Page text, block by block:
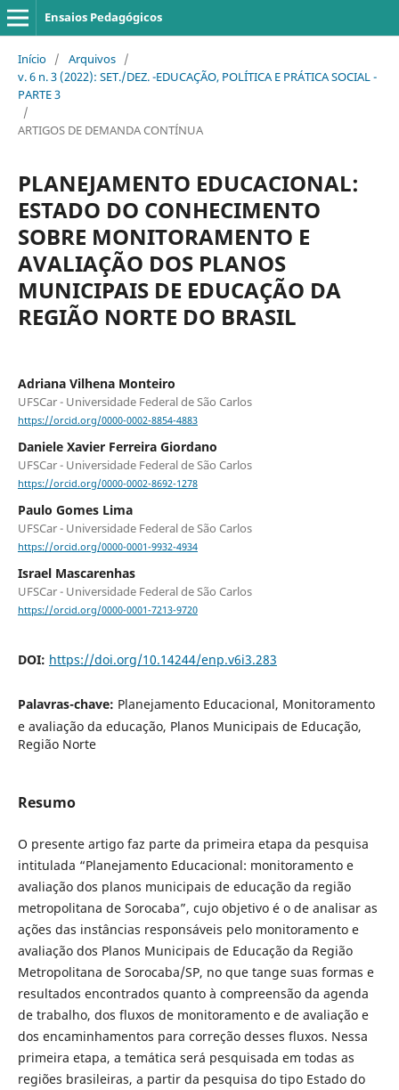
Ensaios Pedagógicos
Início / Arquivos /
v. 6 n. 3 (2022): SET./DEZ. -EDUCAÇÃO, POLÍTICA E PRÁTICA SOCIAL -
PARTE 3
/
ARTIGOS DE DEMANDA CONTÍNUA
PLANEJAMENTO EDUCACIONAL:
ESTADO DO CONHECIMENTO
SOBRE MONITORAMENTO E
AVALIAÇÃO DOS PLANOS
MUNICIPAIS DE EDUCAÇÃO DA
REGIÃO NORTE DO BRASIL
Adriana Vilhena Monteiro
UFSCar - Universidade Federal de São Carlos
https://orcid.org/0000-0002-8854-4883
Daniele Xavier Ferreira Giordano
UFSCar - Universidade Federal de São Carlos
https://orcid.org/0000-0002-8692-1278
Paulo Gomes Lima
UFSCar - Universidade Federal de São Carlos
https://orcid.org/0000-0001-9932-4934
Israel Mascarenhas
UFSCar - Universidade Federal de São Carlos
https://orcid.org/0000-0001-7213-9720
DOI: https://doi.org/10.14244/enp.v6i3.283
Palavras-chave: Planejamento Educacional, Monitoramento
e avaliação da educação, Planos Municipais de Educação,
Região Norte
Resumo
O presente artigo faz parte da primeira etapa da pesquisa
intitulada “Planejamento Educacional: monitoramento e
avaliação dos planos municipais de educação da região
metropolitana de Sorocaba”, cujo objetivo é o de analisar as
ações das instâncias responsáveis pelo monitoramento e
avaliação dos Planos Municipais de Educação da Região
Metropolitana de Sorocaba/SP, no que tange suas formas e
resultados encontrados quanto à compreensão da agenda
de trabalho, dos fluxos de monitoramento e de avaliação e
dos encaminhamentos para correção desses fluxos. Nessa
primeira etapa, a temática será pesquisada em todas as
regiões brasileiras, a partir da pesquisa do tipo Estado do